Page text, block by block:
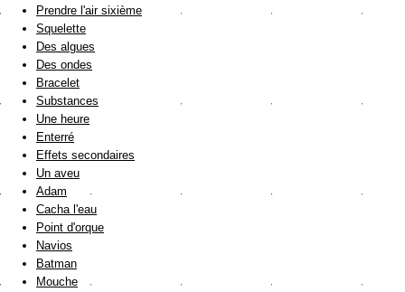
Prendre l'air sixième
Squelette
Des algues
Des ondes
Bracelet
Substances
Une heure
Enterré
Effets secondaires
Un aveu
Adam
Cacha l'eau
Point d'orque
Navios
Batman
Mouche